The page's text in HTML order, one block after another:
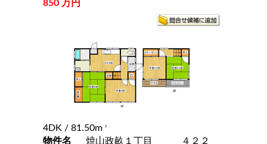
850 万円
4DK / 81.50m 2
物件名
焼山政畝１丁目 ４２２